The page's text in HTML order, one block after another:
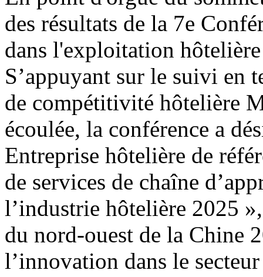
des résultats de la 7e
dans l'exploitation
S’appuyant sur le suivi en
de compétitivité hôtelière
écoulée, la conférence a
Entreprise hôtelière de
de services de chaîne
l’industrie hôtelière 2025
du nord-ouest de la Chine
l’innovation dans le